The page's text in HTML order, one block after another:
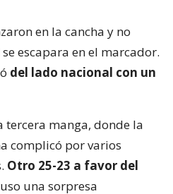
en la cancha y no
escapara en el marcador.
del lado nacional con un
tercera manga, donde la
complicó por varios
Otro 25-23 a favor del
una sorpresa